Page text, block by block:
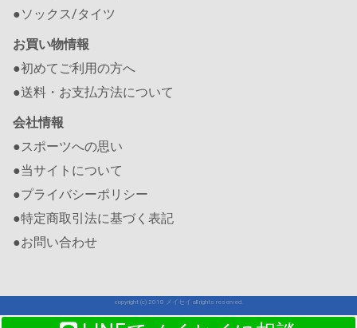
●ソックス/タイツ
お買い物情報
●初めてご利用の方へ
●送料・お支払方法について
会社情報
●スポーツへの思い
●当サイトについて
●プライバシーポリシー
●特定商取引法に基づく表記
●お問い合わせ
copyright (c) 2018 メイセイ all rights reserved.